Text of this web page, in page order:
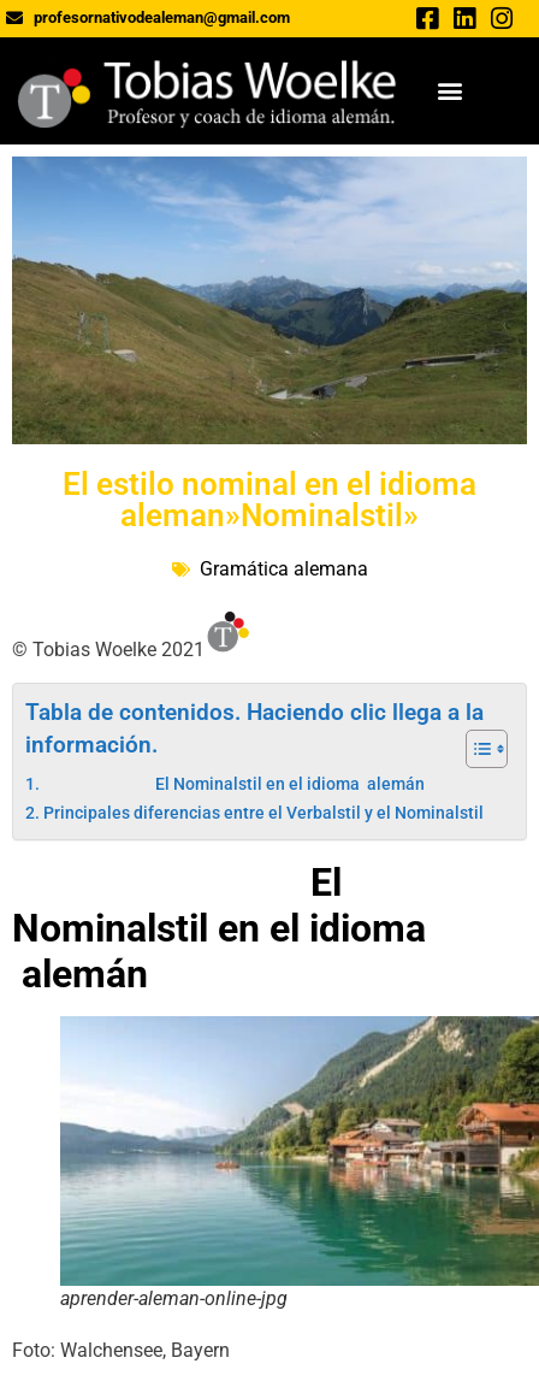
profesornativodealeman@gmail.com
El estilo nominal en el idioma
aleman»Nominalstil»
Gramática alemana
© Tobias Woelke 2021
Tabla de contenidos. Haciendo clic llega a la
información.
El Nominalstil en el idioma alemán
Principales diferencias entre el Verbalstil y el Nominalstil
El
Nominalstil en el idioma
alemán
aprender-aleman-online-jpg
Foto: Walchensee, Bayern